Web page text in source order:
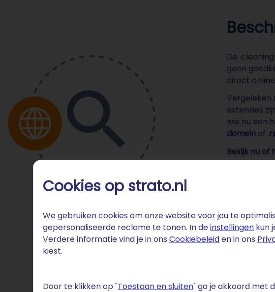
Cookies op strato.nl
We gebruiken cookies om onze website voor jou te
gepersonaliseerde reclame te tonen. In deinstellingen kun
Verdere informatie vind je in onsCookiebeleiden in ons
kiest.
Door te klikken op "Toestaan en sluiten" ga je akkoord met
De
geen
direct
Vergeleken
extensies
wie nu een
domein of
Bekijk nu of